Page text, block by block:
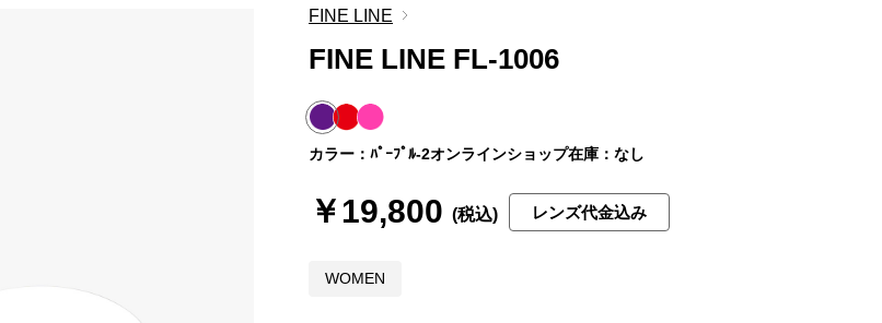
FINE LINE
カラー：ﾊﾟｰﾌﾟﾙ-2オンラインショップ在庫：なし
￥19,800 レンズ代金込み
WOMEN
FINE LINE FL-1006